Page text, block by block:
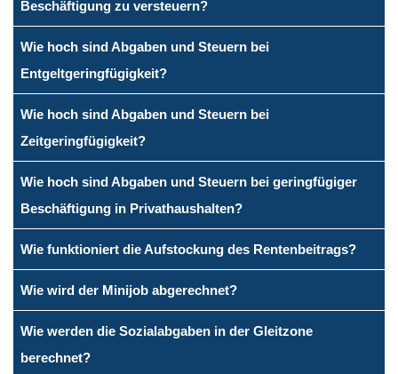
Beschäftigung zu versteuern?
Wie hoch sind Abgaben und Steuern bei
Entgeltgeringfügigkeit?
Wie hoch sind Abgaben und Steuern bei
Zeitgeringfügigkeit?
Wie hoch sind Abgaben und Steuern bei geringfügiger
Beschäftigung in Privathaushalten?
Wie funktioniert die Aufstockung des Rentenbeitrags?
Wie wird der Minijob abgerechnet?
Wie werden die Sozialabgaben in der Gleitzone
berechnet?